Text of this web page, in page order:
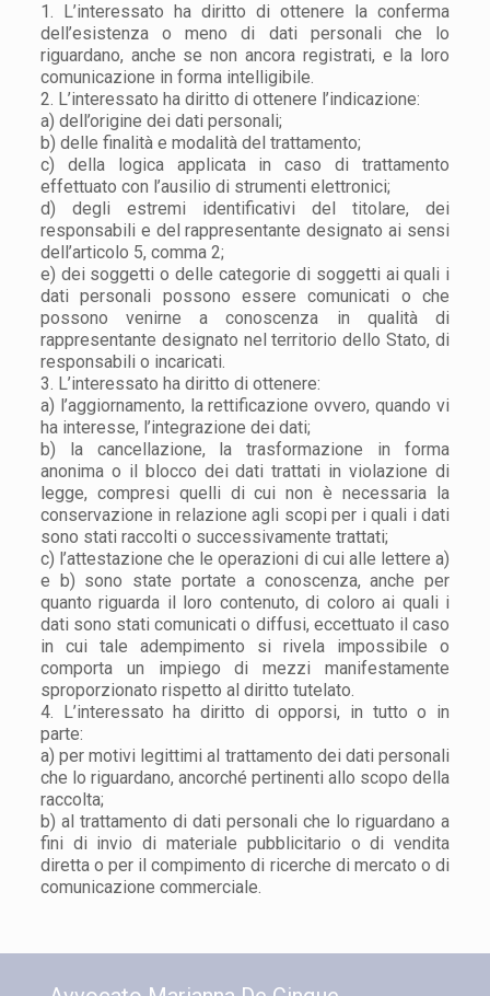
1. L’interessato ha diritto di ottenere la conferma
dell’esistenza o meno di dati personali che lo
riguardano, anche se non ancora registrati, e la loro
comunicazione in forma intelligibile.
2. L’interessato ha diritto di ottenere l’indicazione:
a) dell’origine dei dati personali;
b) delle finalità e modalità del trattamento;
c) della logica applicata in caso di trattamento
effettuato con l’ausilio di strumenti elettronici;
d) degli estremi identificativi del titolare, dei
responsabili e del rappresentante designato ai sensi
dell’articolo 5, comma 2;
e) dei soggetti o delle categorie di soggetti ai quali i
dati personali possono essere comunicati o che
possono venirne a conoscenza in qualità di
rappresentante designato nel territorio dello Stato, di
responsabili o incaricati.
3. L’interessato ha diritto di ottenere:
a) l’aggiornamento, la rettificazione ovvero, quando vi
ha interesse, l’integrazione dei dati;
b) la cancellazione, la trasformazione in forma
anonima o il blocco dei dati trattati in violazione di
legge, compresi quelli di cui non è necessaria la
conservazione in relazione agli scopi per i quali i dati
sono stati raccolti o successivamente trattati;
c) l’attestazione che le operazioni di cui alle lettere a)
e b) sono state portate a conoscenza, anche per
quanto riguarda il loro contenuto, di coloro ai quali i
dati sono stati comunicati o diffusi, eccettuato il caso
in cui tale adempimento si rivela impossibile o
comporta un impiego di mezzi manifestamente
sproporzionato rispetto al diritto tutelato.
4. L’interessato ha diritto di opporsi, in tutto o in
parte:
a) per motivi legittimi al trattamento dei dati personali
che lo riguardano, ancorché pertinenti allo scopo della
raccolta;
b) al trattamento di dati personali che lo riguardano a
fini di invio di materiale pubblicitario o di vendita
diretta o per il compimento di ricerche di mercato o di
comunicazione commerciale.